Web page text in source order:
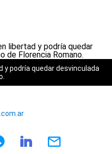
y podría quedar desvinculada